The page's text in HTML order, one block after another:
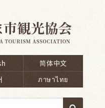
简体中文
ภาษาไทย